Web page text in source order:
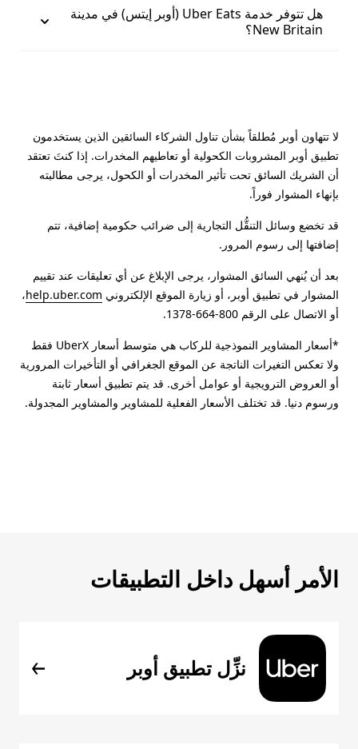
هل تتوفر خدمة Uber Eats (أوبر إيتس) في مدينة
New Britain؟
لا تتهاون أوبر مُطلقاً بشأن تناول الشركاء السائقين الذين يستخدمون
تطبيق أوبر المشروبات الكحولية أو تعاطيهم المخدرات. إذا كنتَ تعتقد
أن الشريك السائق تحت تأثير المخدرات أو الكحول، يرجى مطالبته
بإنهاء المشوار فوراً.
قد تخضع وسائل التنقُّل التجارية إلى ضرائب حكومية إضافية، تتم
إضافتها إلى رسوم المرور.
بعد أن يُنهي السائق المشوار، يرجى الإبلاغ عن أي تعليقات عند تقييم
المشوار في تطبيق أوبر، أو زيارة الموقع الإلكتروني help.uber.com،
أو الاتصال على الرقم 800-664-1378.
*أسعار المشاوير النموذجية للركاب هي متوسط أسعار UberX فقط
ولا تعكس التغيرات الناتجة عن الموقع الجغرافي أو التأخيرات المرورية
أو العروض الترويجية أو عوامل أخرى. قد يتم تطبيق أسعار ثابتة
ورسوم دنيا. قد تختلف الأسعار الفعلية للمشاوير والمشاوير المجدولة.
الأمر أسهل داخل التطبيقات
نزِّل تطبيق أوبر